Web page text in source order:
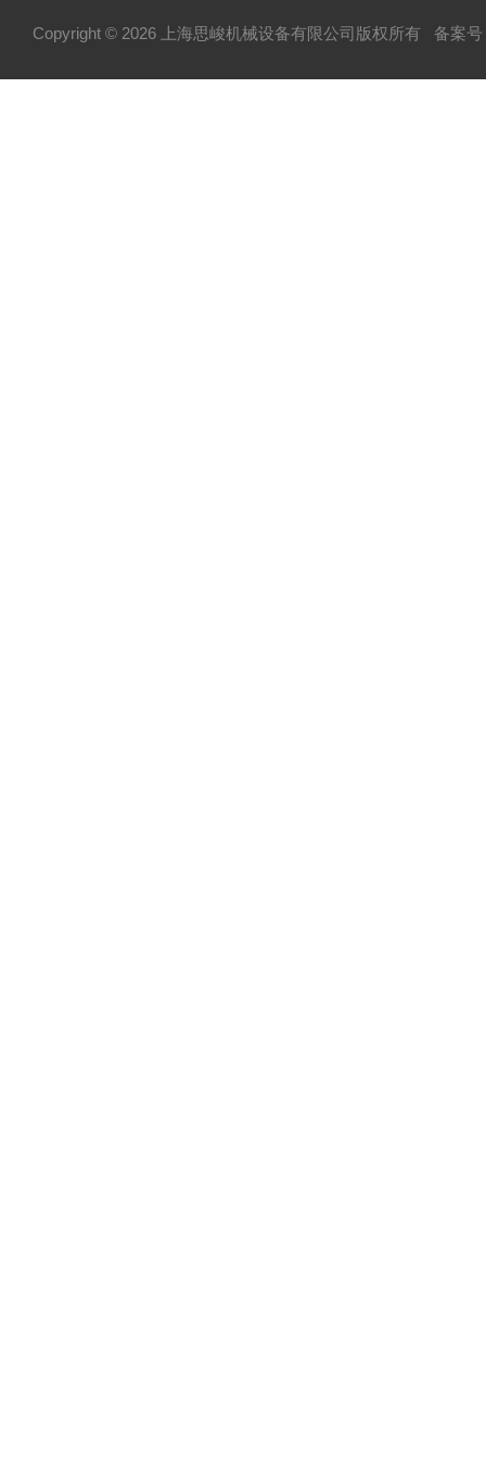
Copyright © 2026 上海思峻机械设备有限公司版权所有 备案号